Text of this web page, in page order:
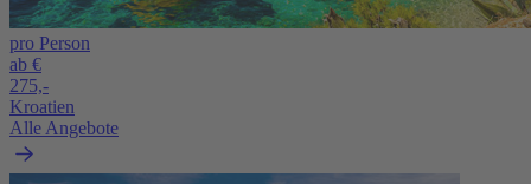
pro Person
ab €
275,-
Kroatien
Alle Angebote